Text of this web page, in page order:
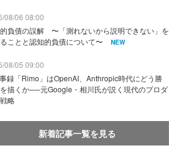
08/06 08:00
負債の誤解 〜「測れないから説明できない」を
ことと認知的負債について〜
NEW
08/05 09:00
録「Rimo」はOpenAI、Anthropic時代にどう勝
描くか──元Google・相川氏が説く現代のプロダ
略
新着記事一覧を見る